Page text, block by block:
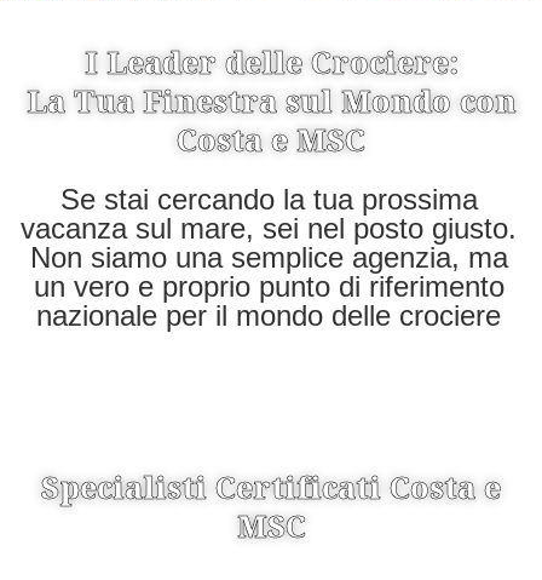
I Leader delle Crociere:
La Tua Finestra sul Mondo con
Costa e MSC
Se stai cercando la tua prossima
vacanza sul mare, sei nel posto giusto.
Non siamo una semplice agenzia, ma
un vero e proprio punto di riferimento
nazionale per il mondo delle crociere
Specialisti Certificati Costa e
MSC